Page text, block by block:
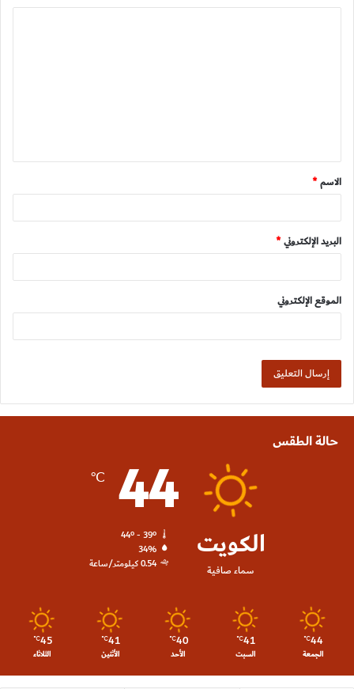
ق
*
الاسم*
البريد الإلكتروني*
الموقع الإلكتروني
حالة الطقس
الكويت
سماء صافية
44
℃
44º - 39º
34%
0.54 كيلومتر/ساعة
44
℃
الجمعة
41
℃
السبت
40
℃
الأحد
41
℃
الأثنين
45
℃
الثلاثاء